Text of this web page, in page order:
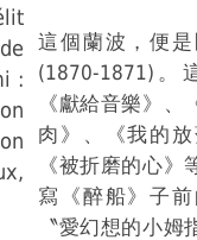
:
這個蘭波，便
(1870-1871)。
《獻給音樂》、
肉》、《我的放
《被折磨的心》
寫《醉船》子
〝愛幻想的小姆